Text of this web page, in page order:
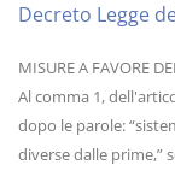
Decreto Legge
MISURE A FAVORE
Al comma 1,
dopo le parole:
diverse dalle prime,”